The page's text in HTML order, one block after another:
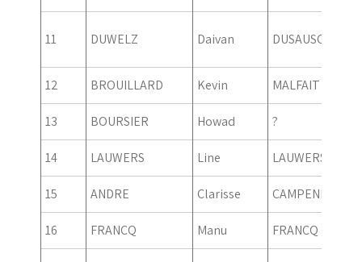
11 DUWELZ Daivan DUSAUSOIT
12 BROUILLARD Kevin MALFAIT
13 BOURSIER Howad ?
14 LAUWERS Line LAUWERS
15 ANDRE Clarisse CAMPENER
16 FRANCQ Manu FRANCQ